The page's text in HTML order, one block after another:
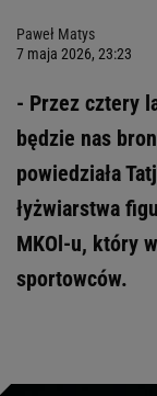
Paweł Matys
7 maja 2026, 23:23
- Przez cztery
będzie nas
powiedziała
łyżwiarstwa
MKOl-u, który
sportowców.